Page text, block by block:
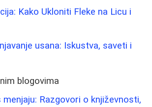
Kako Ukloniti Fleke na Licu i
usana: Iskustva, saveti i
blogovima
menjaju: Razgovori o književnosti,